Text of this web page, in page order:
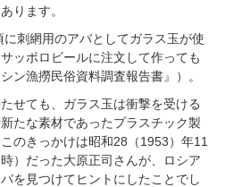
ります。
刺網用のアバとしてガラス玉が使
ッポロビールに注文して作っても
ン漁撈民俗資料調査報告書』）。
せても、ガラス玉は衝撃を受ける
たな素材であったプラスチック製
のきっかけは昭和28（1953）年11
）だった大原正司さんが、ロシア
を見つけてヒントにしたことでし